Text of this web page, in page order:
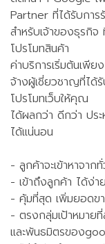
Partner ที่ได้รับกา
สำหรับเจ้าของธุรกิ
โปรโมทสินค้า
ค่าบริการเริ่มต้นเพี
จ้างผู้เชี่ยวชาญที่ได้
โปรโมทเว็บให้คุณ
ได้ผลกว่า ดีกว่า ปร
ได้แน่นอน
- ลูกค้าจะเข้าหาจากทั่
- เข้าถึงลูกค้า ได้ง่
- คุ้มที่สุด เพิ่มยอดข
- ตรงกลุ่มเป้าหมาย
และพันธมิตรของ